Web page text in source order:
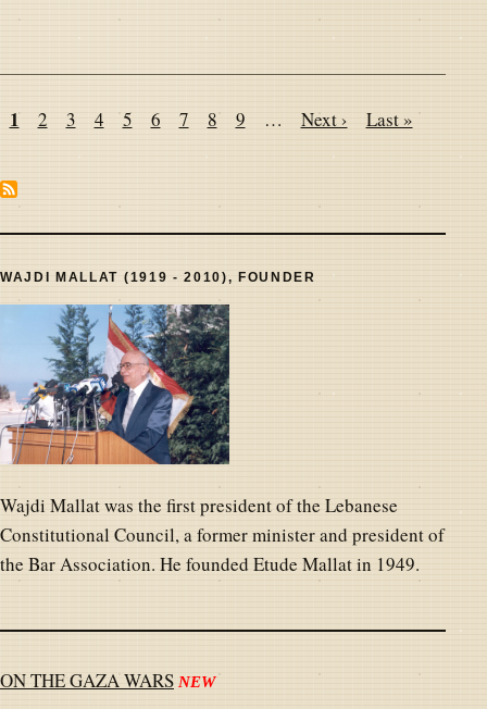
Pagination
Page
1 Page
2 Page
3 Page
4 Page
5 Page
6 Page
7 Page
8 Page
9 …
Next
Next ›
Last
Last »
WAJDI MALLAT (1919 - 2010), FOUNDER
Wajdi Mallat was the first president of the Lebanese
Constitutional Council, a former minister and president of
the Bar Association. He founded Etude Mallat in 1949.
ON THE GAZA WARS NEW